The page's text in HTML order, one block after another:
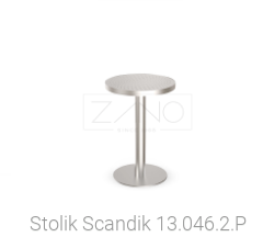
Stolik Scandik 13.046.2.P